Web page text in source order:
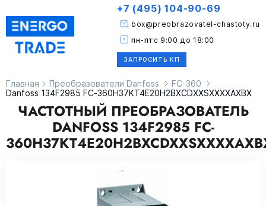
ЗАПРОСИТЬ КП
box@preobrazovatel-chastoty.ru
+7 (495) 104-90-69
пн-пт с 9:00 до 18:00
Главная Преобразователи Danfoss
FC-360
Danfoss 134F2985 FC-360H37KT4E20H2BXCDXXSXXXXAXBX
ЧАСТОТНЫЙ ПРЕОБРАЗОВАТЕЛЬ
DANFOSS 134F2985 FC-